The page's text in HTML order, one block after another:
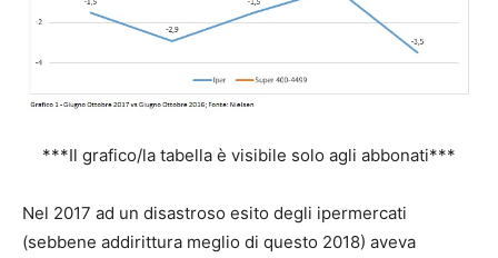
***Il grafico/la tabella è visibile solo agli abbonati***
Nel 2017 ad un disastroso esito degli ipermercati
(sebbene addirittura meglio di questo 2018) aveva